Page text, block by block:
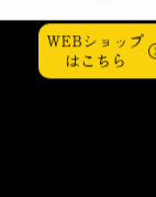
WEBショップ
はこちら